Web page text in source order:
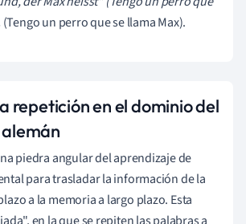
(Tengo un perro que se llama Max).
repetición en el dominio del
piedra angular del aprendizaje de
para trasladar la información de la
a la memoria a largo plazo. Esta
en la que se repiten las palabras a